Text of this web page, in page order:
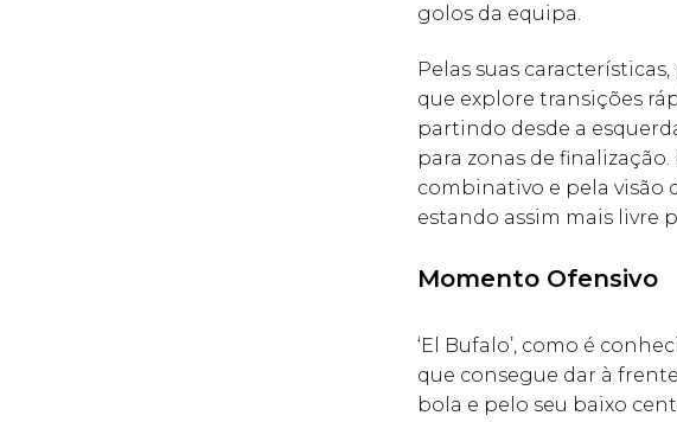
golos da equipa.
Pelas suas
que explore transições
partindo desde a
para zonas de
combinativo e pela visão
estando assim mais livre
Momento Ofensivo
‘El Bufalo’, como é
que consegue dar à
bola e pelo seu baixo